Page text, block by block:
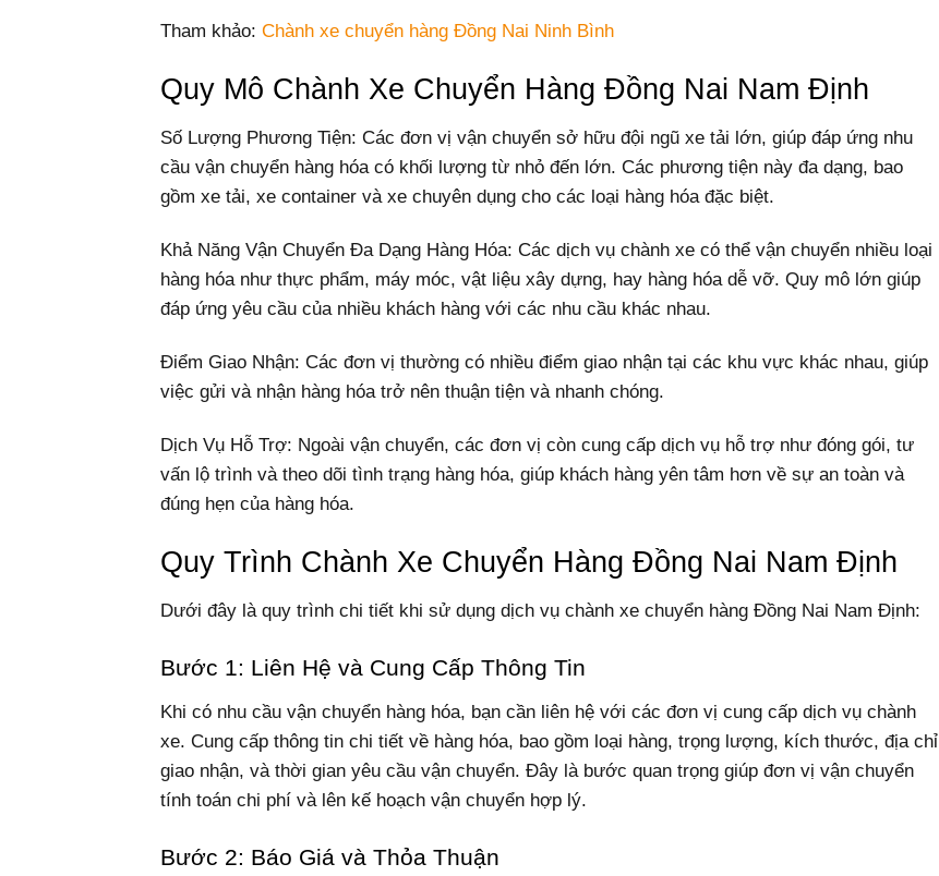
Tham khảo: Chành xe chuyển hàng Đồng Nai Ninh Bình
Quy Mô Chành Xe Chuyển Hàng Đồng Nai Nam Định
Số Lượng Phương Tiện: Các đơn vị vận chuyển sở hữu đội ngũ xe tải lớn, giúp đáp ứng nhu
cầu vận chuyển hàng hóa có khối lượng từ nhỏ đến lớn. Các phương tiện này đa dạng, bao
gồm xe tải, xe container và xe chuyên dụng cho các loại hàng hóa đặc biệt.
Khả Năng Vận Chuyển Đa Dạng Hàng Hóa: Các dịch vụ chành xe có thể vận chuyển nhiều loại
hàng hóa như thực phẩm, máy móc, vật liệu xây dựng, hay hàng hóa dễ vỡ. Quy mô lớn giúp
đáp ứng yêu cầu của nhiều khách hàng với các nhu cầu khác nhau.
Điểm Giao Nhận: Các đơn vị thường có nhiều điểm giao nhận tại các khu vực khác nhau, giúp
việc gửi và nhận hàng hóa trở nên thuận tiện và nhanh chóng.
Dịch Vụ Hỗ Trợ: Ngoài vận chuyển, các đơn vị còn cung cấp dịch vụ hỗ trợ như đóng gói, tư
vấn lộ trình và theo dõi tình trạng hàng hóa, giúp khách hàng yên tâm hơn về sự an toàn và
đúng hẹn của hàng hóa.
Quy Trình Chành Xe Chuyển Hàng Đồng Nai Nam Định
Dưới đây là quy trình chi tiết khi sử dụng dịch vụ chành xe chuyển hàng Đồng Nai Nam Định:
Bước 1: Liên Hệ và Cung Cấp Thông Tin
Khi có nhu cầu vận chuyển hàng hóa, bạn cần liên hệ với các đơn vị cung cấp dịch vụ chành
xe. Cung cấp thông tin chi tiết về hàng hóa, bao gồm loại hàng, trọng lượng, kích thước, địa chỉ
giao nhận, và thời gian yêu cầu vận chuyển. Đây là bước quan trọng giúp đơn vị vận chuyển
tính toán chi phí và lên kế hoạch vận chuyển hợp lý.
Bước 2: Báo Giá và Thỏa Thuận